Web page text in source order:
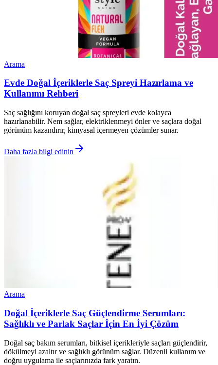
Arama
Evde Doğal İçeriklerle Saç Spreyi Hazırlama ve
Kullanımı Rehberi
Saç sağlığını koruyan doğal saç spreyleri evde kolayca
hazırlanabilir. Nem sağlar, elektriklenmeyi önler ve saçlara doğal
görünüm kazandırır, kimyasal içermeyen çözümler sunar.
Daha fazla bilgi edinin
Arama
Doğal İçeriklerle Saç Güçlendirme Serumları:
Sağlıklı ve Parlak Saçlar İçin En İyi Çözüm
Doğal saç bakım serumları, bitkisel içerikleriyle saçları güçlendirir,
dökülmeyi azaltır ve sağlıklı görünüm sağlar. Düzenli kullanım ve
doğru uygulama ile saçlarınızda fark yaratın.